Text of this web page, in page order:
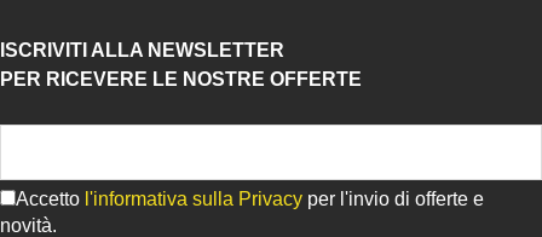
ISCRIVITI ALLA NEWSLETTER
PER RICEVERE LE NOSTRE OFFERTE
Accetto l'informativa sulla Privacy per l'invio di offerte e
novità.